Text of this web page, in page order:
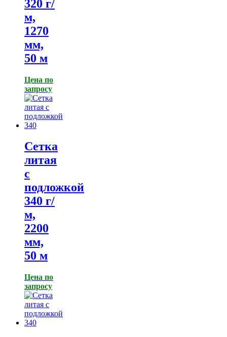
320 г/
м,
1270
мм,
50 м
Цена по
запросу
Сетка
литая
с
подложкой
340 г/
м,
2200
мм,
50 м
Цена по
запросу